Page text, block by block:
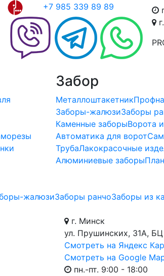
+7 985 339 89 89
Забор
Металлоштакетник
Заборы-жалюзиЗаборы
Каменные заборыВорота
Автоматика для ворот
ТрубаЛакокрасочные
Алюминиевые заборы
жалюзиЗаборы ранчоЗаборы из
г. Минск
ул. Прушинских, 31А,
Смотреть на Яндекс
Смотреть на Google
пн.-пт. 9:00 - 18:00